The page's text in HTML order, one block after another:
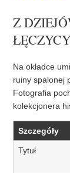
Z
Na okładce
ruiny spalonej
Fotografia
kolekcjonera
Szczegóły
Tytuł